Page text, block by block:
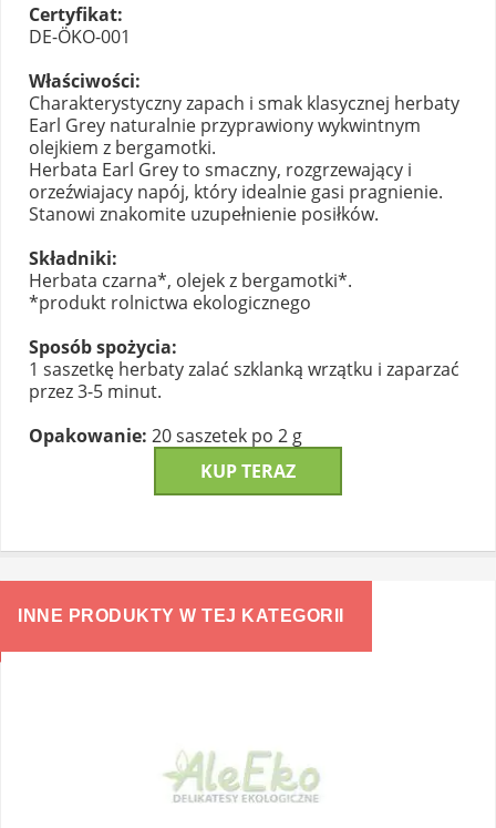
Certyfikat:
DE-ÖKO-001
Właściwości:
Charakterystyczny zapach i smak klasycznej herbaty
Earl Grey naturalnie przyprawiony wykwintnym
olejkiem z bergamotki.
Herbata Earl Grey to smaczny, rozgrzewający i
orzeźwiajacy napój, który idealnie gasi pragnienie.
Stanowi znakomite uzupełnienie posiłków.
Składniki:
Herbata czarna*, olejek z bergamotki*.
*produkt rolnictwa ekologicznego
Sposób spożycia:
1 saszetkę herbaty zalać szklanką wrzątku i zaparzać
przez 3-5 minut.
Opakowanie: 20 saszetek po 2 g
KUP TERAZ
INNE PRODUKTY W TEJ KATEGORII